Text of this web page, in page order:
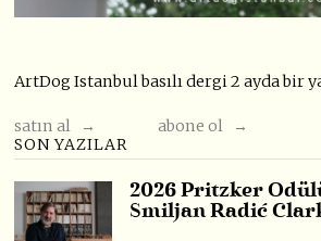
ArtDog Istanbul basılı dergi 2 ayda bir
satın al →
abone ol →
SON YAZILAR
2026 Pritzker
Smiljan Radić